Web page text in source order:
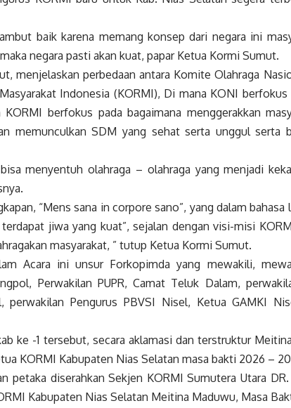
baik karena memang konsep dari negara ini
negara pasti akan kuat, papar Ketua Kormi Sumut.
menjelaskan perbedaan antara Komite Olahraga
Indonesia (KORMI), Di mana KONI
berfokus pada bagaimana menggerakkan
memunculkan SDM yang sehat serta unggul serta
menyentuh olahraga – olahraga yang menjadi
“Mens sana in corpore sano”, yang dalam bahasa
jiwa yang kuat”, sejalan dengan visi-misi
masyarakat, ” tutup Ketua Kormi Sumut.
Acara ini unsur Forkopimda yang mewakili,
Perwakilan PUPR, Camat Teluk Dalam,
perwakilan Pengurus PBVSI Nisel, Ketua GAMKI
ke -1 tersebut, secara aklamasi dan terstruktur
KORMI Kabupaten Nias Selatan masa bakti 2026 –
petaka diserahkan Sekjen KORMI Sumutera Utara
Kabupaten Nias Selatan Meitina Maduwu, Masa